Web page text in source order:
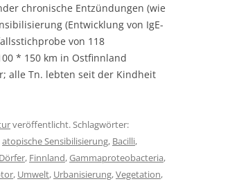
chronische Entzündungen (wie
(Entwicklung von IgE-
von 118
* 150 km in Ostfinnland
alle Tn. lebten seit der Kindheit
veröffentlicht. Schlagwörter:
atopische Sensibilisierung, Bacilli,
Dörfer, Finnland,Gammaproteobacteria,
, Umwelt, Urbanisierung,Vegetation,